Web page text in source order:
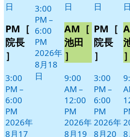
日
PM［
院長
］
3:00
PM –
6:00
PM
2026年
8月17
3:00
PM –
6:00
PM
2026年
8月18
日
日
AM［
池田
］
9:00
AM –
12:00
PM
2026年
8月19
日
PM［
院長
］
3:00
PM –
6:00
PM
2026年
8月20
日
］
8